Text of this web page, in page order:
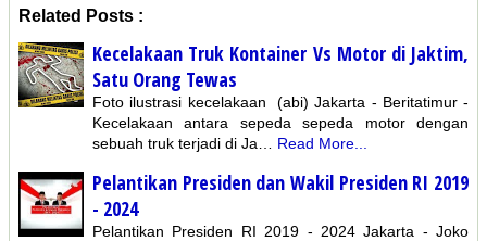
Related Posts :
Kecelakaan Truk Kontainer Vs Motor di Jaktim,
Satu Orang Tewas
Foto ilustrasi kecelakaan (abi) Jakarta - Beritatimur -
Kecelakaan antara sepeda sepeda motor dengan
sebuah truk terjadi di Ja… Read More...
Pelantikan Presiden dan Wakil Presiden RI 2019
- 2024
Pelantikan Presiden RI 2019 - 2024 Jakarta - Joko